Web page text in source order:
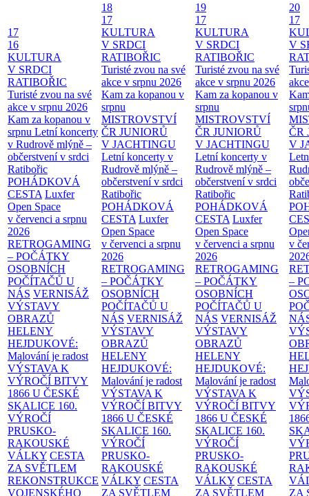
17
16
KULTURA
V SRDCI
RATIBOŘIC
Turisté zvou na své
akce v srpnu 2026
Kam za kopanou v
srpnu Letní koncerty
v Rudrově mlýně –
občerstvení v srdci
Ratibořic
POHÁDKOVÁ
CESTA Luxfer
Open Space
v červenci a srpnu
2026
RETROGAMING
– POČÁTKY
OSOBNÍCH
POČÍTAČŮ U
NÁS VERNISÁŽ
VÝSTAVY
OBRAZŮ
HELENY
HEJDUKOVÉ:
Malování je radost
VÝSTAVA K
VÝROČÍ BITVY
1866 U ČESKÉ
SKALICE 160.
VÝROČÍ
PRUSKO-
RAKOUSKÉ
VÁLKY CESTA
ZA SVĚTLEM
REKONSTRUKCE
VOJENSKÉHO
18
17
KULTURA
V SRDCI
RATIBOŘIC
Turisté zvou na své
akce v srpnu 2026
Kam za kopanou v
srpnu
MISTROVSTVÍ
ČR JUNIORŮ
V JACHTINGU
Letní koncerty v
Rudrově mlýně –
občerstvení v srdci
Ratibořic
POHÁDKOVÁ
CESTA Luxfer
Open Space
v červenci a srpnu
2026
RETROGAMING
– POČÁTKY
OSOBNÍCH
POČÍTAČŮ U
NÁS VERNISÁŽ
VÝSTAVY
OBRAZŮ
HELENY
HEJDUKOVÉ:
Malování je radost
VÝSTAVA K
VÝROČÍ BITVY
1866 U ČESKÉ
SKALICE 160.
VÝROČÍ
PRUSKO-
RAKOUSKÉ
VÁLKY CESTA
ZA SVĚTLEM
19
17
KULTURA
V SRDCI
RATIBOŘIC
Turisté zvou na své
akce v srpnu 2026
Kam za kopanou v
srpnu
MISTROVSTVÍ
ČR JUNIORŮ
V JACHTINGU
Letní koncerty v
Rudrově mlýně –
občerstvení v srdci
Ratibořic
POHÁDKOVÁ
CESTA Luxfer
Open Space
v červenci a srpnu
2026
RETROGAMING
– POČÁTKY
OSOBNÍCH
POČÍTAČŮ U
NÁS VERNISÁŽ
VÝSTAVY
OBRAZŮ
HELENY
HEJDUKOVÉ:
Malování je radost
VÝSTAVA K
VÝROČÍ BITVY
1866 U ČESKÉ
SKALICE 160.
VÝROČÍ
PRUSKO-
RAKOUSKÉ
VÁLKY CESTA
ZA SVĚTLEM
20
17
V
ČR
V
v
–
ZA